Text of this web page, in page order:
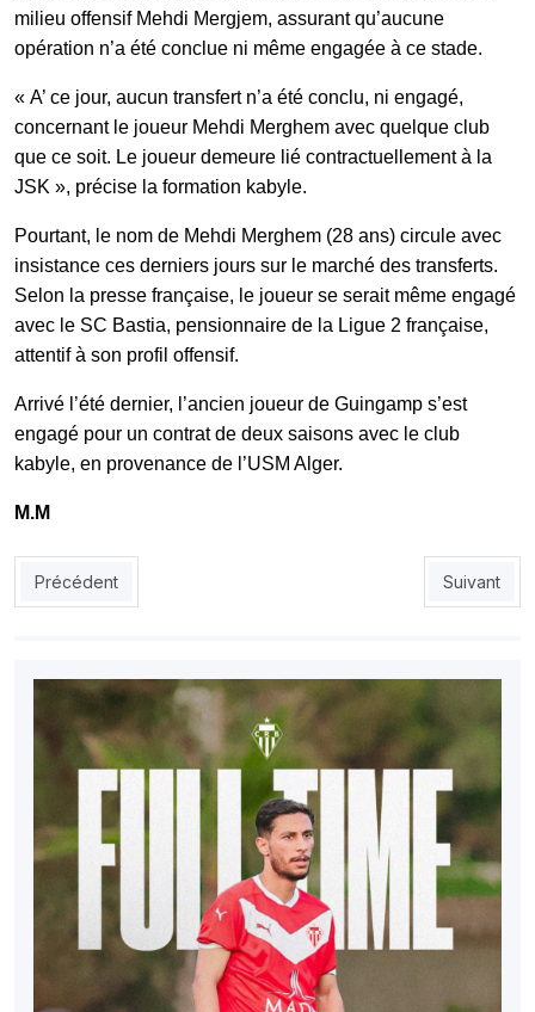
milieu offensif Mehdi Mergjem, assurant qu’aucune
opération n’a été conclue ni même engagée à ce stade.
« A’ ce jour, aucun transfert n’a été conclu, ni engagé,
concernant le joueur Mehdi Merghem avec quelque club
que ce soit. Le joueur demeure lié contractuellement à la
JSK », précise la formation kabyle.
Pourtant, le nom de Mehdi Merghem (28 ans) circule avec
insistance ces derniers jours sur le marché des transferts.
Selon la presse française, le joueur se serait même engagé
avec le SC Bastia, pensionnaire de la Ligue 2 française,
attentif à son profil offensif.
Arrivé l’été dernier, l’ancien joueur de Guingamp s’est
engagé pour un contrat de deux saisons avec le club
kabyle, en provenance de l’USM Alger.
M.M
Article précédent : EN U17 : deux tests amicaux face à la
Précédent Article
Suivant